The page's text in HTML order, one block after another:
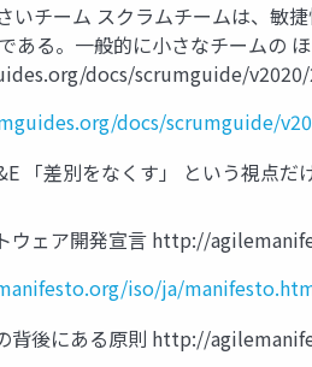
いチーム スクラムチームは、敏
ある。一般的に小さなチームの
docs/scrumguide/
docs/scrumguide/
「差別をなくす」 という視点
ウェア開発宣言 http://
iso/ja/
背後にある原則 http://